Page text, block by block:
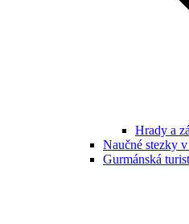
Hrady a
Naučné stezky
Gurmánská